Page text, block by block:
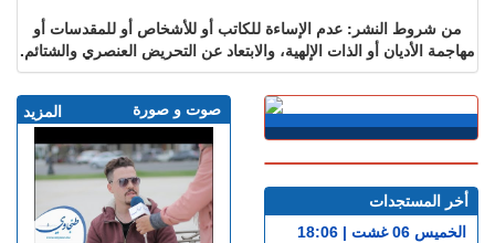
من شروط النشر: عدم الإساءة للكاتب أو للأشخاص أو للمقدسات أو
مهاجمة الأديان أو الذات الإلهية، والابتعاد عن التحريض العنصري والشتائم.
المزيد صوت و صورة
أخر المستجدات
الخميس 06 غشت | 18:06